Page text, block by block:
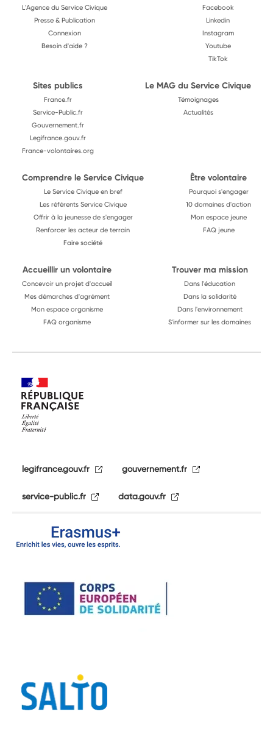
L'Agence du Service Civique
Presse & Publication
Connexion
Besoin d'aide ?
Facebook
Linkedin
Instagram
Youtube
TikTok
Sites publics
France.fr
Service-Public.fr
Gouvernement.fr
Legifrance.gouv.fr
France-volontaires.org
Le MAG du Service Civique
Témoignages
Actualités
Comprendre le Service Civique
Le Service Civique en bref
Les référents Service Civique
Offrir à la jeunesse de s'engager
Renforcer les acteur de terrain
Faire société
Être volontaire
Pourquoi s'engager
10 domaines d'action
Mon espace jeune
FAQ jeune
Accueillir un volontaire
Concevoir un projet d'accueil
Mes démarches d'agrément
Mon espace organisme
FAQ organisme
Trouver ma mission
Dans l'éducation
Dans la solidarité
Dans l'environnement
S'informer sur les domaines
legifrance.gouv.fr gouvernement.fr
service-public.fr data.gouv.fr